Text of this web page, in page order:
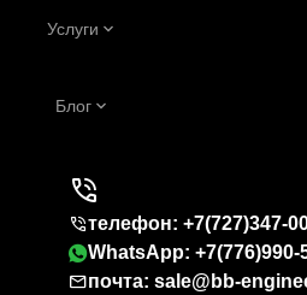
Услуги
Блог
телефон: +7(727)347-
WhatsApp: +7(776)990-
почта: sale@bb-